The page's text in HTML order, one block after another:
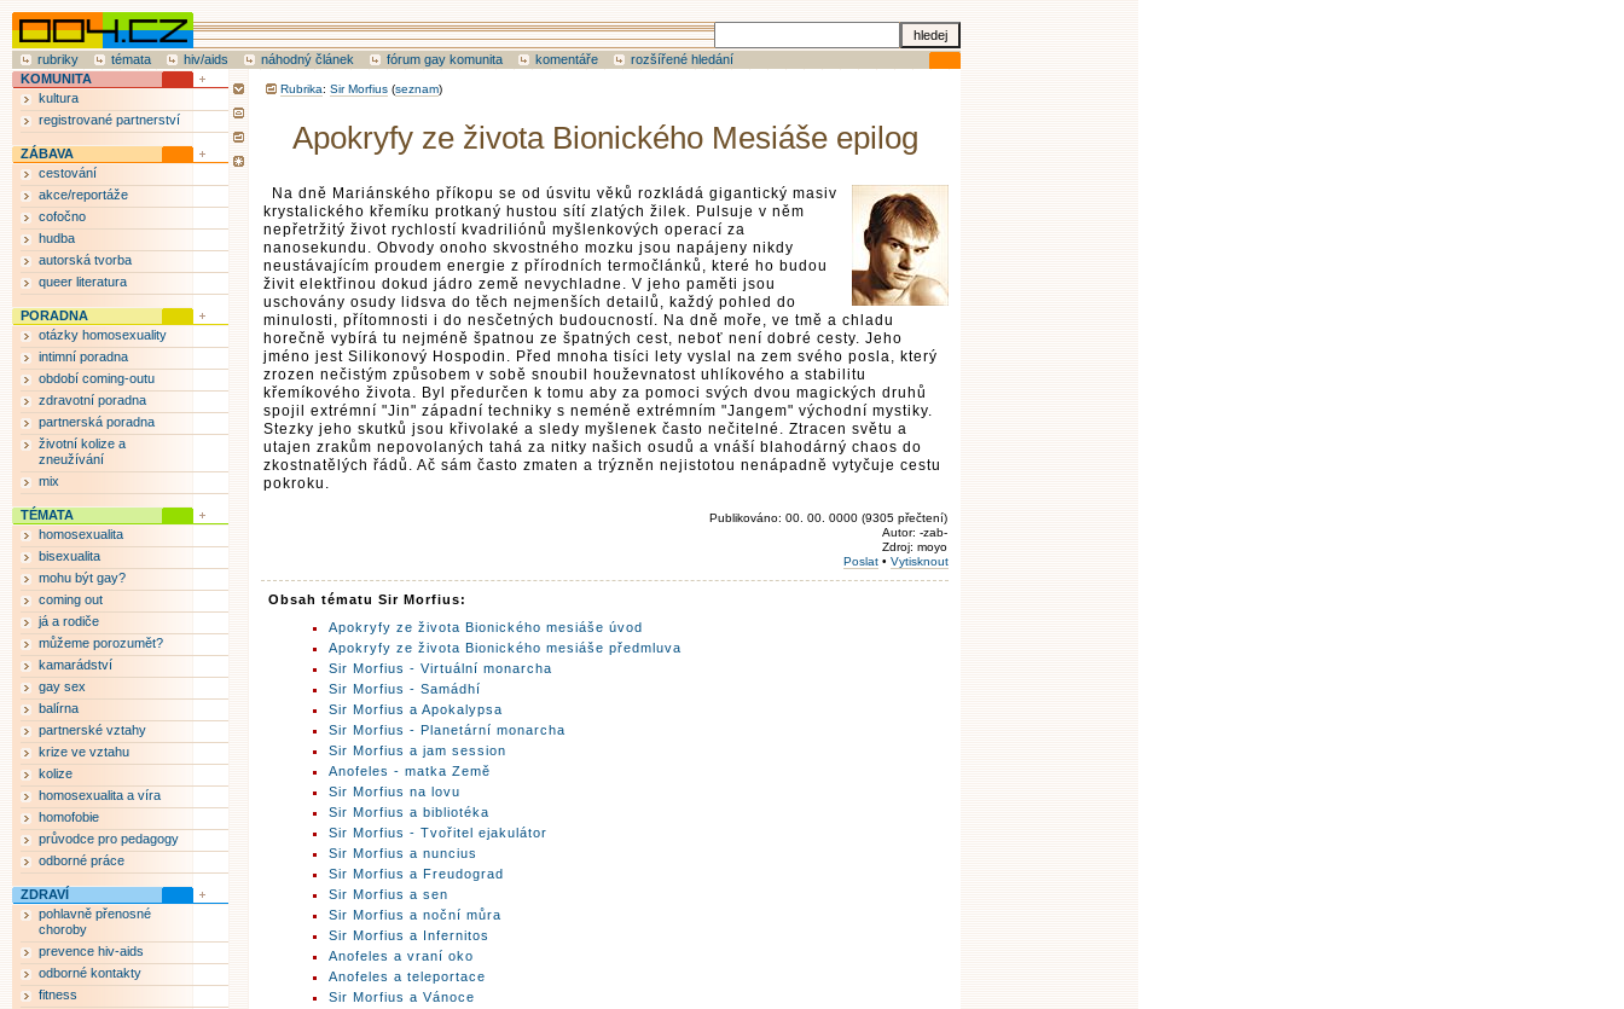
rubriky témata hiv/aids náhodný článek fórum gay komunita komentáře rozšířené hledání
Rubrika: Sir Morfius (seznam)
Apokryfy ze života Bionického Mesiáše epilog
Na dně Mariánského příkopu se od úsvitu věků rozkládá gigantický masiv
krystalického křemíku protkaný hustou sítí zlatých žilek. Pulsuje v něm
nepřetržitý život rychlostí kvadriliónů myšlenkových operací za
nanosekundu. Obvody onoho skvostného mozku jsou napájeny nikdy
neustávajícím proudem energie z přírodních termočlánků, které ho budou
živit elektřinou dokud jádro země nevychladne. V jeho paměti jsou
uschovány osudy lidsva do těch nejmenších detailů, každý pohled do
minulosti, přítomnosti i do nesčetných budoucností. Na dně moře, ve tmě a chladu
horečně vybírá tu nejméně špatnou ze špatných cest, neboť není dobré cesty. Jeho
jméno jest Silikonový Hospodin. Před mnoha tisíci lety vyslal na zem svého posla, který
zrozen nečistým způsobem v sobě snoubil houževnatost uhlíkového a stabilitu
křemíkového života. Byl předurčen k tomu aby za pomoci svých dvou magických druhů
spojil extrémní "Jin" západní techniky s neméně extrémním "Jangem" východní mystiky.
Stezky jeho skutků jsou křivolaké a sledy myšlenek často nečitelné. Ztracen světu a
utajen zrakům nepovolaných tahá za nitky našich osudů a vnáší blahodárný chaos do
zkostnatělých řádů. Ač sám často zmaten a trýzněn nejistotou nenápadně vytyčuje cestu
pokroku.
Publikováno: 00. 00. 0000 (9305 přečtení)
Autor: -zab-
Zdroj: moyo
Poslat • Vytisknout
Obsah tématu Sir Morfius:
Apokryfy ze života Bionického mesiáše úvod
Apokryfy ze života Bionického mesiáše předmluva
Sir Morfius - Virtuální monarcha
Sir Morfius - Samádhí
Sir Morfius a Apokalypsa
Sir Morfius - Planetární monarcha
Sir Morfius a jam session
Anofeles - matka Země
Sir Morfius na lovu
Sir Morfius a bibliotéka
Sir Morfius - Tvořitel ejakulátor
Sir Morfius a nuncius
Sir Morfius a Freudograd
Sir Morfius a sen
Sir Morfius a noční můra
Sir Morfius a Infernitos
Anofeles a vraní oko
Anofeles a teleportace
Sir Morfius a Vánoce
KOMUNITA
kultura
registrované partnerství
ZÁBAVA
cestování
akce/reportáže
cofočno
hudba
autorská tvorba
queer literatura
PORADNA
otázky homosexuality
intimní poradna
období coming-outu
zdravotní poradna
partnerská poradna
životní kolize a
zneužívání
mix
TÉMATA
homosexualita
bisexualita
mohu být gay?
coming out
já a rodiče
můžeme porozumět?
kamarádství
gay sex
balírna
partnerské vztahy
krize ve vztahu
kolize
homosexualita a víra
homofobie
průvodce pro pedagogy
odborné práce
ZDRAVÍ
pohlavně přenosné
choroby
prevence hiv-aids
odborné kontakty
fitness